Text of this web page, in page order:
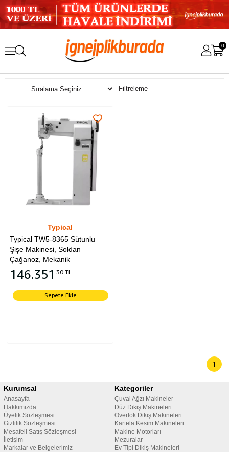
0
Filtreleme
Sıralama
Typical
Typical TW5-8365 Sütunlu
Şişe Makinesi, Soldan
Çağanoz, Mekanik
146.351 30 TL
Sepete Ekle
1
Kurumsal
Anasayfa
Hakkımızda
Üyelik Sözleşmesi
Gizlilik Sözleşmesi
Mesafeli Satış Sözleşmesi
İletişim
Markalar ve Belgelerimiz
Kategoriler
Çuval Ağzı Makineler
Düz Dikiş Makineleri
Overlok Dikiş Makineleri
Kartela Kesim Makineleri
Makine Motorları
Mezuralar
Ev Tipi Dikiş Makineleri